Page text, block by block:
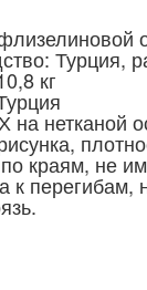
Турция,
кг
на нетканой
краям, не
к перегибам,